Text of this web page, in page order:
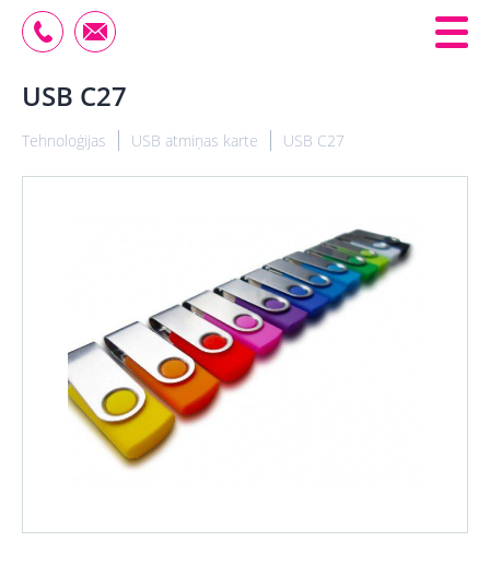
USB C27
Tehnoloģijas USB atmiņas karte USB C27